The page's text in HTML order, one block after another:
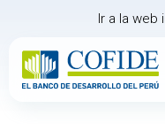
Ir a la web